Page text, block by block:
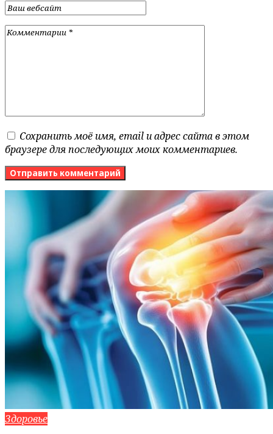
Сохранить моё имя, email и адрес сайта в этом
браузере для последующих моих комментариев.
Здоровье